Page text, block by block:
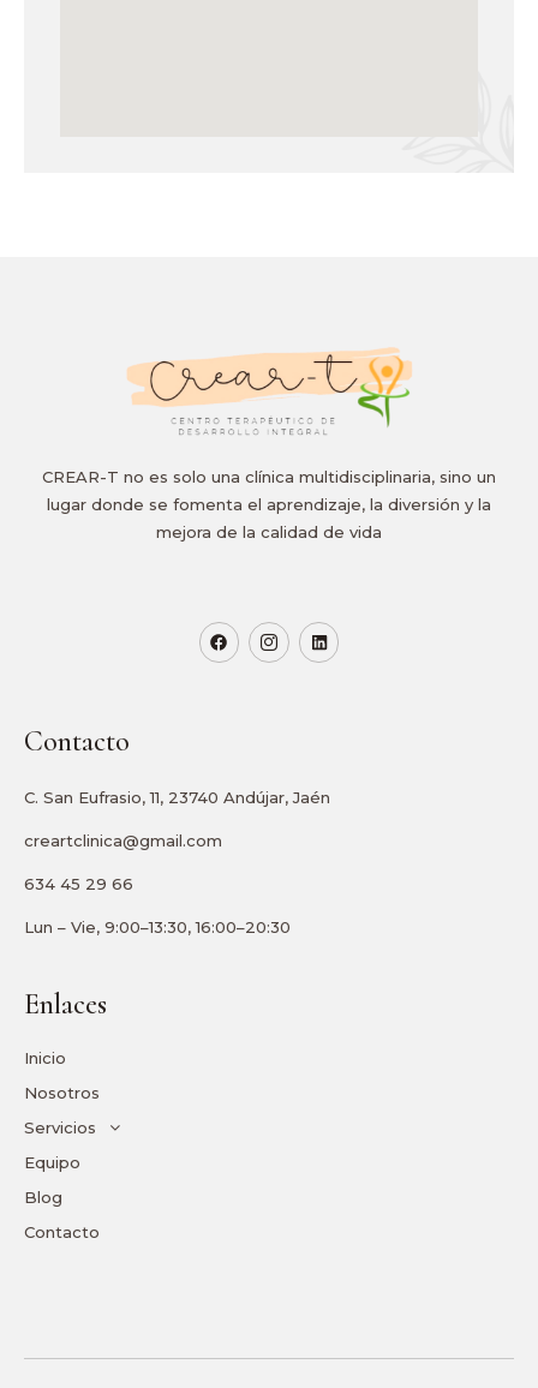
CREAR-T no es solo una clínica multidisciplinaria, sino un
lugar donde se fomenta el aprendizaje, la diversión y la
mejora de la calidad de vida
Contacto
C. San Eufrasio, 11, 23740 Andújar, Jaén
creartclinica@gmail.com
634 45 29 66
Lun – Vie, 9:00–13:30, 16:00–20:30
Enlaces
Inicio
Nosotros
Servicios
Equipo
Blog
Contacto